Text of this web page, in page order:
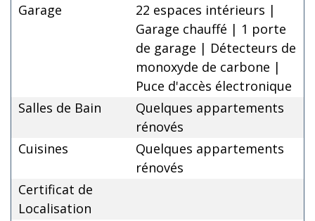
Garage
22 espaces intérieurs |
Garage chauffé | 1 porte
de garage | Détecteurs de
monoxyde de carbone |
Puce d'accès électronique
Salles de Bain
Quelques appartements
rénovés
Cuisines
Quelques appartements
rénovés
Certificat de
Localisation